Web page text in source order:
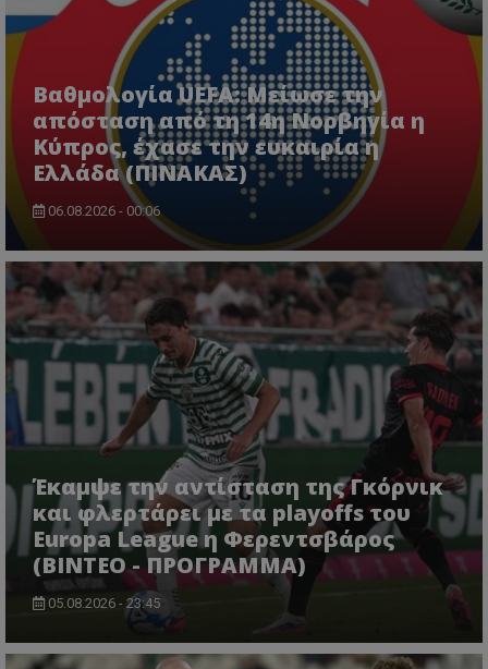
Βαθμολογία UEFA: Μείωσε την
απόσταση από τη 14η Νορβηγία η
Κύπρος, έχασε την ευκαιρία η
Ελλάδα (ΠΙΝΑΚΑΣ)
06.08.2026 - 00:06
Έκαμψε την αντίσταση της Γκόρνικ
και φλερτάρει με τα playoffs του
Europa League η Φερεντσβάρος
(ΒΙΝΤΕΟ - ΠΡΟΓΡΑΜΜΑ)
05.08.2026 - 23:45